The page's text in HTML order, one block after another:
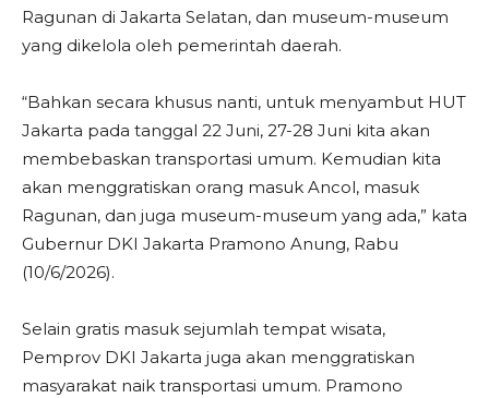
Ragunan di Jakarta Selatan, dan museum-museum
yang dikelola oleh pemerintah daerah.
“Bahkan secara khusus nanti, untuk menyambut HUT
Jakarta pada tanggal 22 Juni, 27-28 Juni kita akan
membebaskan transportasi umum. Kemudian kita
akan menggratiskan orang masuk Ancol, masuk
Ragunan, dan juga museum-museum yang ada,” kata
Gubernur DKI Jakarta Pramono Anung, Rabu
(10/6/2026).
Selain gratis masuk sejumlah tempat wisata,
Pemprov DKI Jakarta juga akan menggratiskan
masyarakat naik transportasi umum. Pramono